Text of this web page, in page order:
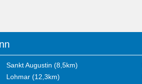
Sankt Augustin (8,5km)
Lohmar (12,3km)